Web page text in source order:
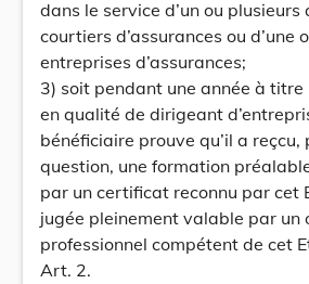
dans le service d’un ou plusieurs
courtiers d’assurances ou d’une
entreprises d’assurances;
3) soit pendant une année à
en qualité de dirigeant
bénéficiaire prouve qu’il a reçcu,
question, une formation
par un certificat reconnu par cet
jugée pleinement valable par un
professionnel compétent de cet
Art. 2.